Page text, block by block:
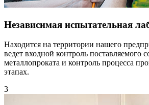
Независимая испытательная
Находится на территории нашего
ведет входной контроль поставляемого
металлопроката и контроль процесса
этапах.
3